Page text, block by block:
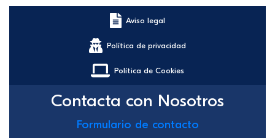
Aviso legal
Política de privacidad
Política de Cookies
Contacta con Nosotros
Formulario de contacto